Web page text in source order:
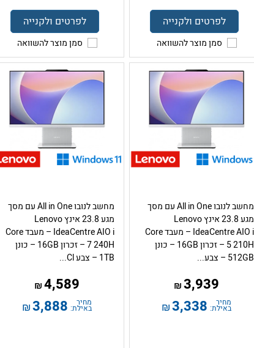
לפרטים ולקנייה
סמן מוצר להשוואה
לפרטים ולקנייה
סמן מוצר להשוואה
מחשב לנובו All in One עם מסך
מגע 23.8 אינץ Lenovo
IdeaCentre AIO i – מעבד Core
5 210H – זכרון 16GB – כונן
512GB – צבע...
3,939
₪
מחיר
באילת: 3,338
₪
מחשב לנובו All in One עם מסך
מגע 23.8 אינץ Lenovo
IdeaCentre AIO i – מעבד Core
7 240H – זכרון 16GB – כונן
1TB – צבע Cl...
4,589
₪
מחיר
באילת: 3,888
₪